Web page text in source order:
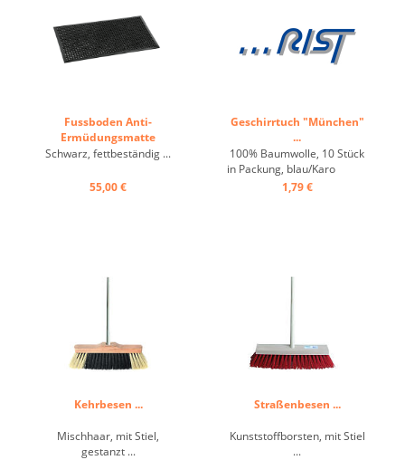
Fussboden Anti-
Ermüdungsmatte
"KM200" ...
Schwarz, fettbeständig ...
55,00 €
Geschirrtuch "München"
...
100% Baumwolle, 10 Stück
in Packung, blau/Karo
...
1,79 €
Kehrbesen ...
Mischhaar, mit Stiel,
gestanzt ...
Straßenbesen ...
Kunststoffborsten, mit Stiel
...